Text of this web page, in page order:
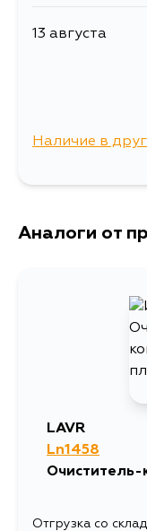
13 августа
Наличие в
г. Владивосток,
Аналоги от
LAVR
Ln1458
Очиститель-
Отгрузка со